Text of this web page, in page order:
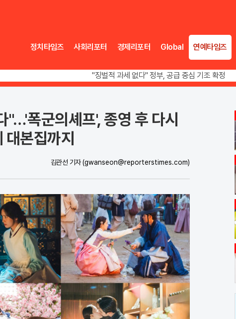
정치타임즈
사회리포터 경제리포터 Global 연예타임즈
"징벌적 과세 없다" 정부, 공급 중심 기조 확정
폭염·가뭄 이중고, 이 대통령 "취약계층 끝까지 보호"
"…'폭군의셰프', 종영 후 다시
본집까지
김관선 기자 (gwanseon@reporterstimes.com)